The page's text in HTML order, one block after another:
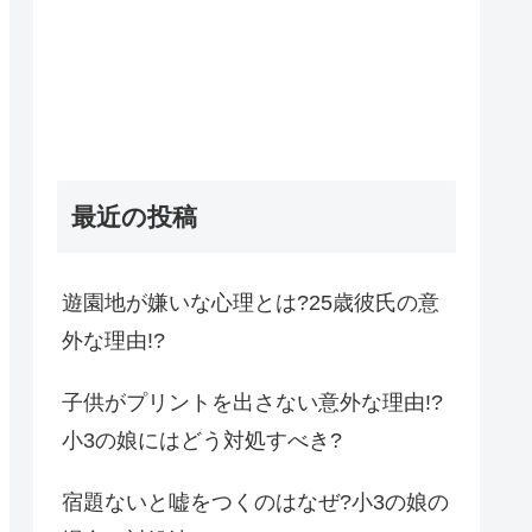
最近の投稿
遊園地が嫌いな心理とは?25歳彼氏の意
外な理由!?
子供がプリントを出さない意外な理由!?
小3の娘にはどう対処すべき?
宿題ないと嘘をつくのはなぜ?小3の娘の